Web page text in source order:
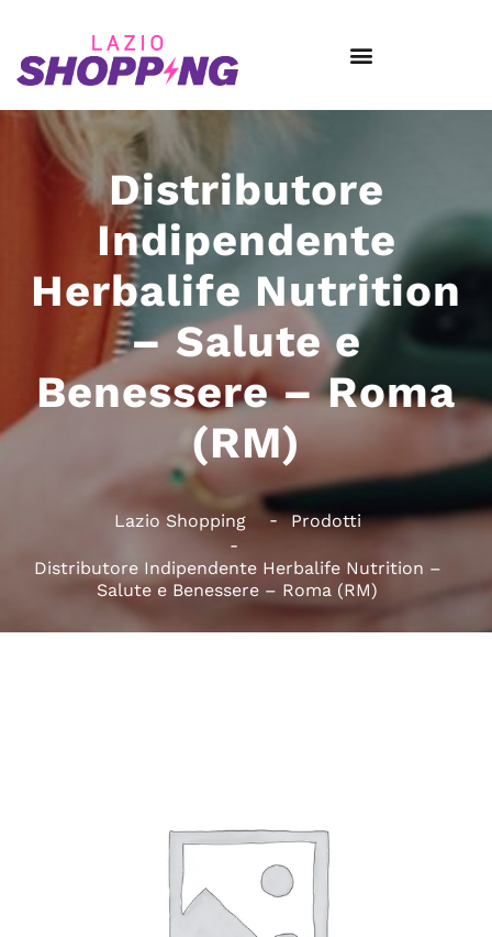
Distributore
Indipendente
Herbalife Nutrition
– Salute e
Benessere – Roma
(RM)
Lazio Shopping Prodotti
Distributore Indipendente Herbalife Nutrition –
Salute e Benessere – Roma (RM)